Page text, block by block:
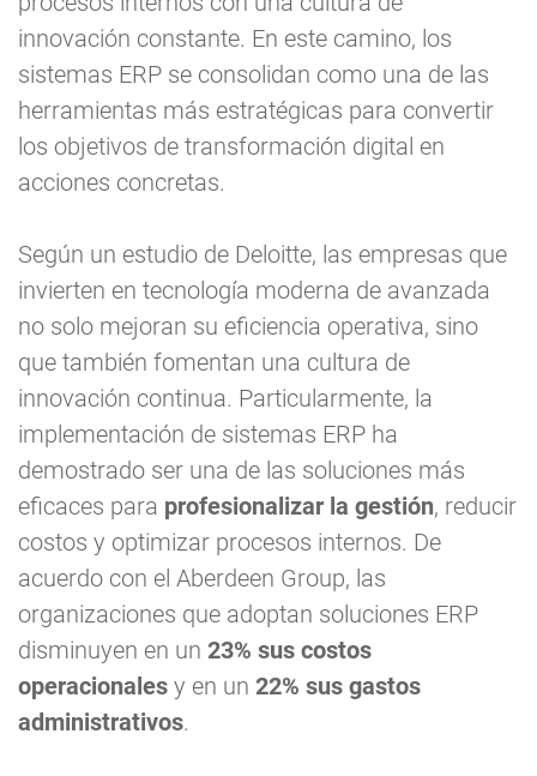
innovación constante. En este camino, los
sistemas ERP se consolidan como una de las
herramientas más estratégicas para convertir
los objetivos de transformación digital en
acciones concretas.
Según un estudio de Deloitte, las empresas que
invierten en tecnología moderna de avanzada
no solo mejoran su eficiencia operativa, sino
que también fomentan una cultura de
innovación continua. Particularmente, la
implementación de sistemas ERP ha
demostrado ser una de las soluciones más
eficaces para profesionalizar la gestión, reducir
costos y optimizar procesos internos. De
acuerdo con el Aberdeen Group, las
organizaciones que adoptan soluciones ERP
disminuyen en un 23% sus costos
operacionales y en un 22% sus gastos
administrativos.